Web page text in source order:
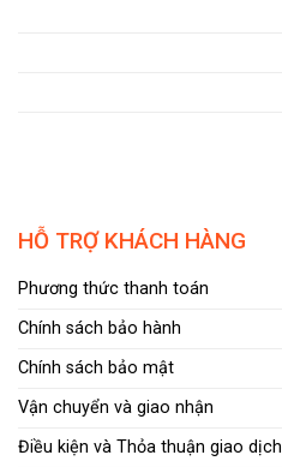
HỖ TRỢ KHÁCH HÀNG
Phương thức thanh toán
Chính sách bảo hành
Chính sách bảo mật
Vận chuyển và giao nhận
Điều kiện và Thỏa thuận giao dịch